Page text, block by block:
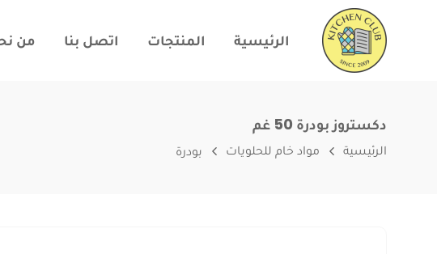
الرئيسية المنتجات اتصل بنا من
دكستروز بودرة 50 غم
الرئيسية مواد خام للحلويات بودرة